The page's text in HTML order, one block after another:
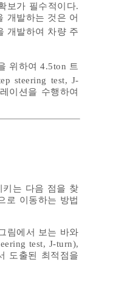
보가 필수적이다.
개발하는 것은 어
개발하여 차량 주
위하여 4.5ton 트
steering test, J-
이션을 수행하여
키는 다음 점을 찾
로 이동하는 방법
림에서 보는 바와
test, J-turn),
도출된 최적점을